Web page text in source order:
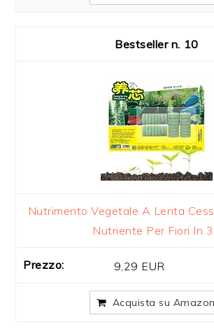
10
Nutrimento Vegetale A Lenta
Nutriente Per Fiori In
9,29 EUR
Acquista su Amazon